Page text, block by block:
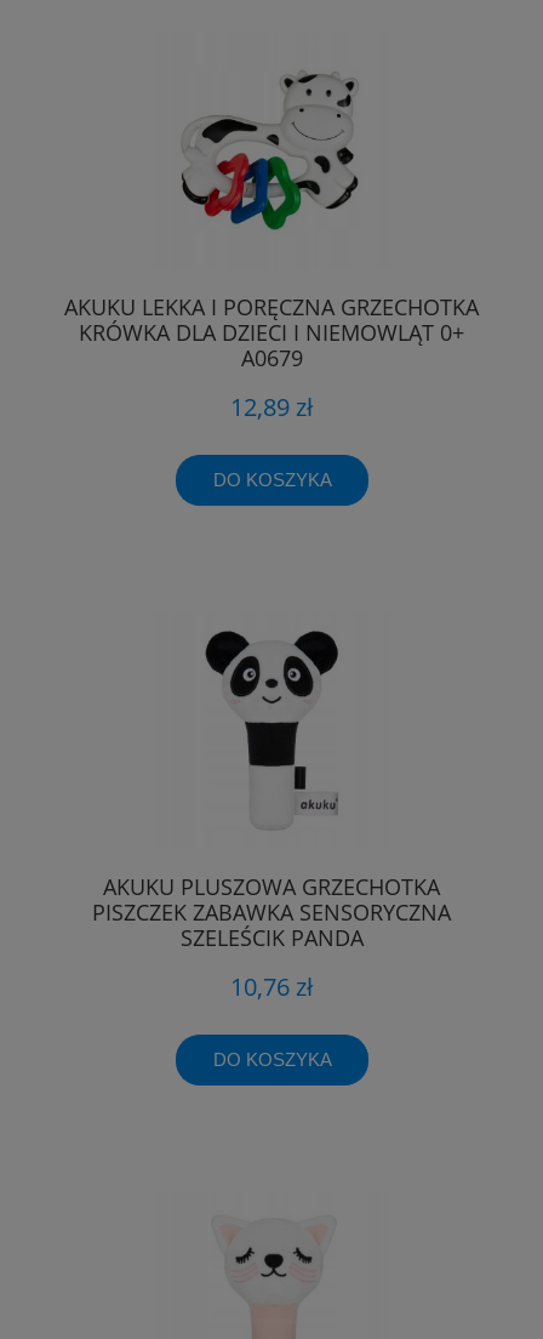
AKUKU LEKKA I PORĘCZNA GRZECHOTKA
KRÓWKA DLA DZIECI I NIEMOWLĄT 0+
A0679
12,89 zł
DO KOSZYKA
AKUKU PLUSZOWA GRZECHOTKA
PISZCZEK ZABAWKA SENSORYCZNA
SZELEŚCIK PANDA
10,76 zł
DO KOSZYKA